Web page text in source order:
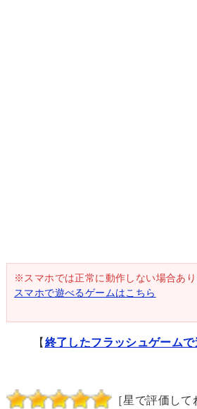
※スマホでは正常に動作しない場合あり
スマホで遊べるゲームはこちら
【 終了したフラッシュゲーム
［星で評価して